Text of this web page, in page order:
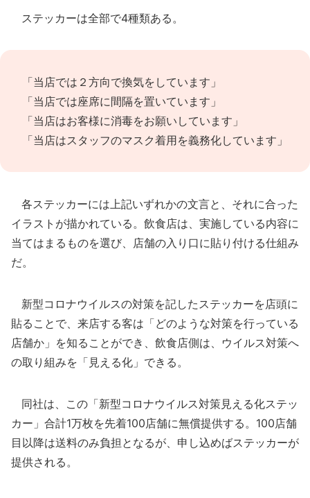
ステッカーは全部で4種類ある。
「当店では２方向で換気をしています」
「当店では座席に間隔を置いています」
「当店はお客様に消毒をお願いしています」
「当店はスタッフのマスク着用を義務化しています」
各ステッカーには上記いずれかの文言と、それに合った
イラストが描かれている。飲食店は、実施している内容に
当てはまるものを選び、店舗の入り口に貼り付ける仕組み
だ。
新型コロナウイルスの対策を記したステッカーを店頭に
貼ることで、来店する客は「どのような対策を行っている
店舗か」を知ることができ、飲食店側は、ウイルス対策へ
の取り組みを「見える化」できる。
同社は、この「新型コロナウイルス対策見える化ステッ
カー」合計1万枚を先着100店舗に無償提供する。100店舗
目以降は送料のみ負担となるが、申し込めばステッカーが
提供される。